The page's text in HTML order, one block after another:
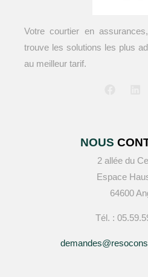
Votre courtier en
trouve les solutions les plus
au meilleur tarif.
NOUS
2 allée du
Espace
64600
Tél. :